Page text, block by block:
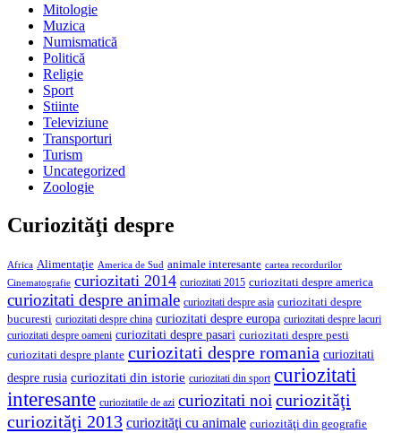
Mitologie
Muzica
Numismatică
Politică
Religie
Sport
Stiinte
Televiziune
Transporturi
Turism
Uncategorized
Zoologie
Curiozităţi despre
Africa Alimentaţie America de Sud animale interesante cartea recordurilor
Cinematografie curiozitati 2014 curiozitati 2015 curiozitati despre america
curiozitati despre animale curiozitati despre asia curiozitati despre
bucuresti curiozitati despre china curiozitati despre europa curiozitati despre lacuri
curiozitati despre oameni curiozitati despre pasari curiozitati despre pesti
curiozitati despre plante curiozitati despre romania curiozitati
despre rusia curiozitati din istorie curiozitati din sport curiozitati
interesante curiozitatile de azi curiozitati noicuriozităţi
curiozităţi 2013 curiozităţi cu animale curiozităţi din geografie